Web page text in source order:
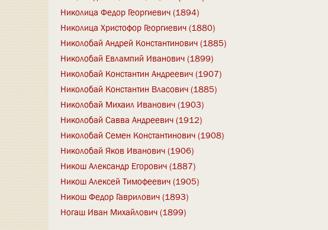
Николица Федор Георгиевич (1894)
Николица Христофор Георгиевич (1880)
Николобай Андрей Константинович (1885)
Николобай Евлампий Иванович (1899)
Николобай Константин Андреевич (1907)
Николобай Константин Власович (1885)
Николобай Михаил Иванович (1903)
Николобай Савва Андреевич (1912)
Николобай Семен Константинович (1908)
Николобай Яков Иванович (1906)
Никош Александр Егорович (1887)
Никош Алексей Тимофеевич (1905)
Никош Федор Гаврилович (1893)
Ногаш Иван Михайлович (1899)